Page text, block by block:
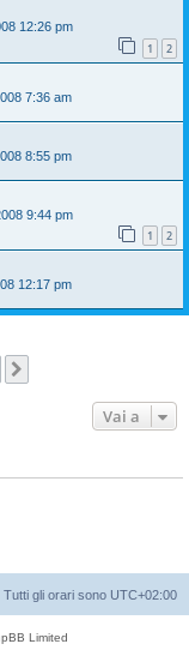
12:26 pm
1 2
7:36 am
8:55 pm
9:44 pm
1 2
12:17 pm
Vai a
Tutti gli orari sono UTC+02:00
Limited